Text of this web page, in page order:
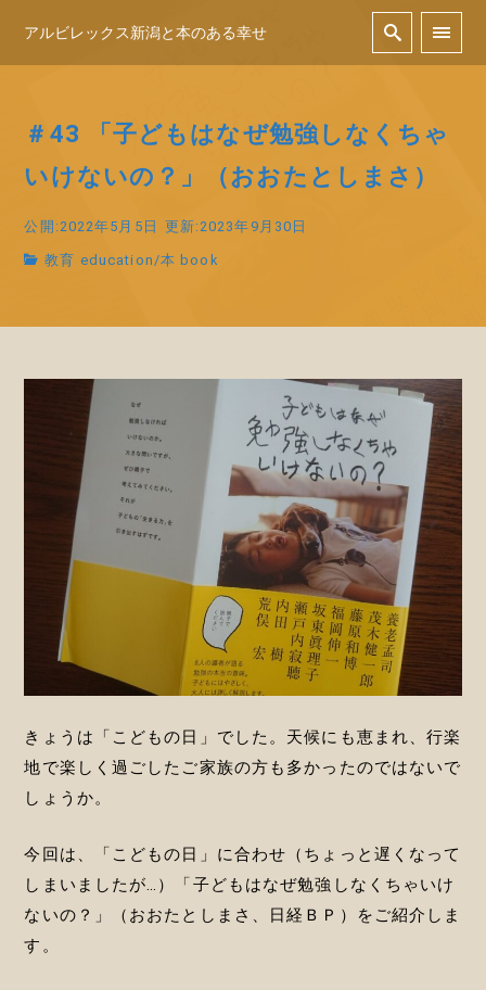
アルビレックス新潟と本のある幸せ
＃43 「子どもはなぜ勉強しなくちゃ
いけないの？」（おおたとしまさ）
公開:2022年5月5日 更新:2023年9月30日
教育 education /本 book
きょうは「こどもの日」でした。天候にも恵まれ、行楽
地で楽しく過ごしたご家族の方も多かったのではないで
しょうか。
今回は、「こどもの日」に合わせ（ちょっと遅くなって
しまいましたが…）「子どもはなぜ勉強しなくちゃいけ
ないの？」（おおたとしまさ、日経ＢＰ）をご紹介しま
す。